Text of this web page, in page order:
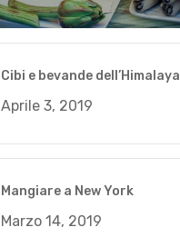
Cibi e bevande dell’Himalaya
Aprile 3, 2019
Mangiare a New York
Marzo 14, 2019